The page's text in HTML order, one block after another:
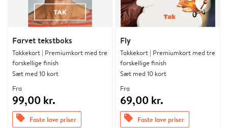
Farvet tekstboks
Takkekort | Premiumkort med tre
forskellige finish
Sæt med 10 kort
Fra
99,00 kr.
offers Faste lave priser
Fly
Takkekort | Premiumkort med tre
forskellige finish
Sæt med 10 kort
Fra
69,00 kr.
offers Faste lave priser